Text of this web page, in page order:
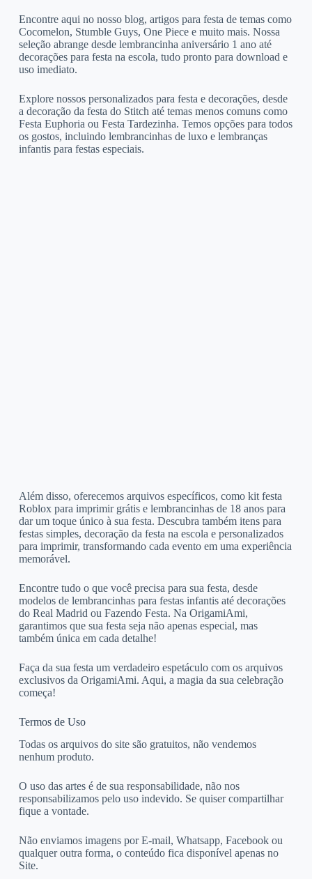
Encontre aqui no nosso blog, artigos para festa de temas como
Cocomelon, Stumble Guys, One Piece e muito mais. Nossa
seleção abrange desde lembrancinha aniversário 1 ano até
decorações para festa na escola, tudo pronto para download e
uso imediato.
Explore nossos personalizados para festa e decorações, desde
a decoração da festa do Stitch até temas menos comuns como
Festa Euphoria ou Festa Tardezinha. Temos opções para todos
os gostos, incluindo lembrancinhas de luxo e lembranças
infantis para festas especiais.
Além disso, oferecemos arquivos específicos, como kit festa
Roblox para imprimir grátis e lembrancinhas de 18 anos para
dar um toque único à sua festa. Descubra também itens para
festas simples, decoração da festa na escola e personalizados
para imprimir, transformando cada evento em uma experiência
memorável.
Encontre tudo o que você precisa para sua festa, desde
modelos de lembrancinhas para festas infantis até decorações
do Real Madrid ou Fazendo Festa. Na OrigamiAmi,
garantimos que sua festa seja não apenas especial, mas
também única em cada detalhe!
Faça da sua festa um verdadeiro espetáculo com os arquivos
exclusivos da OrigamiAmi. Aqui, a magia da sua celebração
começa!
Termos de Uso
Todas os arquivos do site são gratuitos, não vendemos
nenhum produto.
O uso das artes é de sua responsabilidade, não nos
responsabilizamos pelo uso indevido. Se quiser compartilhar
fique a vontade.
Não enviamos imagens por E-mail, Whatsapp, Facebook ou
qualquer outra forma, o conteúdo fica disponível apenas no
Site.